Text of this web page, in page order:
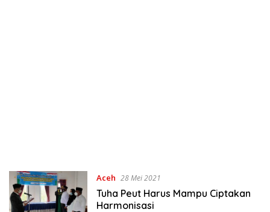
Aceh 28 Mei 2021
Tuha Peut Harus Mampu Ciptakan
Harmonisasi